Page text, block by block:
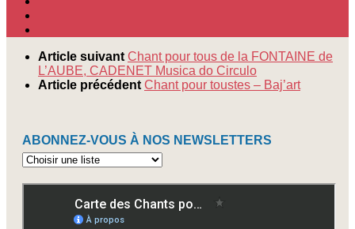
Article suivant Chant pour tous de la FONTAINE de
L’AUBE, CADENET Musica do Circulo
Article précédent Chant pour toustes – Baj’art
ABONNEZ-VOUS À NOS NEWSLETTERS
Abonnez-
à
newsletters